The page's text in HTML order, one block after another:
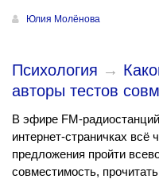
Юлия Молёнова
Психология →
авторы тестов
В эфире FM-
интернет-страничках всё
предложения пройти
совместимость,